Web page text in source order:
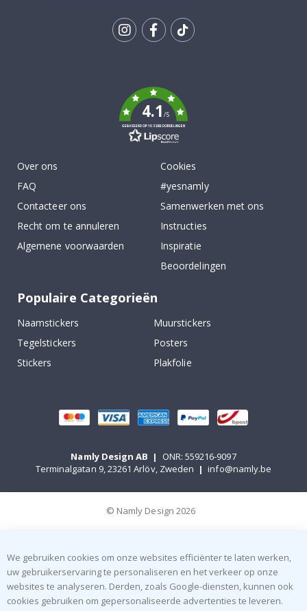
4.1/5
GEBASEERD OP 1032 BEOORDELINGEN
Over ons
FAQ
Contacteer ons
Recht om te annuleren
Algemene voorwaarden
Cookies
#yesnamly
Samenwerken met ons
Instructies
Inspiratie
Beoordelingen
Populaire Categorieën
Naamstickers
Muurstickers
Tegelstickers
Posters
Stickers
Plakfolie
Namly Design AB |
ONR: 559216-9097
Terminalgatan 9, 23261 Arlöv, Zweden | info@namly.be
© Namly Design 2026
We gebruiken cookies om onze websites efficiënter te laten werken,
uw gebruikerservaring te personaliseren en het verkeer op onze
websites te analyseren. Derden, zoals Google-diensten, kunnen ook
cookies gebruiken om gepersonaliseerde advertenties te leveren.